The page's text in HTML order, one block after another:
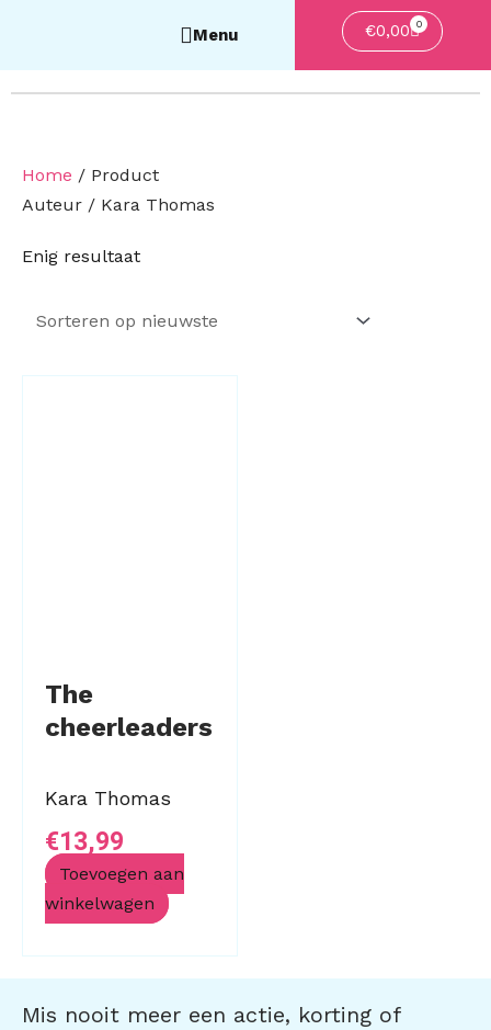
€0,00 0
Home / Product
Auteur / Kara Thomas
Enig resultaat
The
cheerleaders
Kara Thomas
€13,99
Toevoegen aan
winkelwagen
Mis nooit meer een actie, korting of